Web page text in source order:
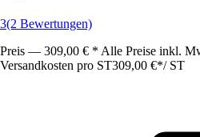
3(2 Bewertungen)
Preis — 309,00 € * Alle Preise inkl.
Versandkosten pro ST309,00 €*/ ST